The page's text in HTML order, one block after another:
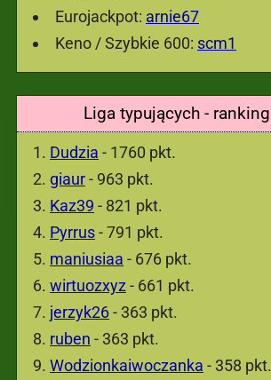
Eurojackpot: arnie67
Keno / Szybkie 600: scm1
Liga typujących - ranking
Dudzia - 1760 pkt.
giaur- 963 pkt.
Kaz39 - 821 pkt.
Pyrrus- 791 pkt.
maniusiaa - 676 pkt.
wirtuozxyz - 661 pkt.
jerzyk26- 363 pkt.
ruben - 363 pkt.
Wodzionkaiwoczanka - 358 pkt.